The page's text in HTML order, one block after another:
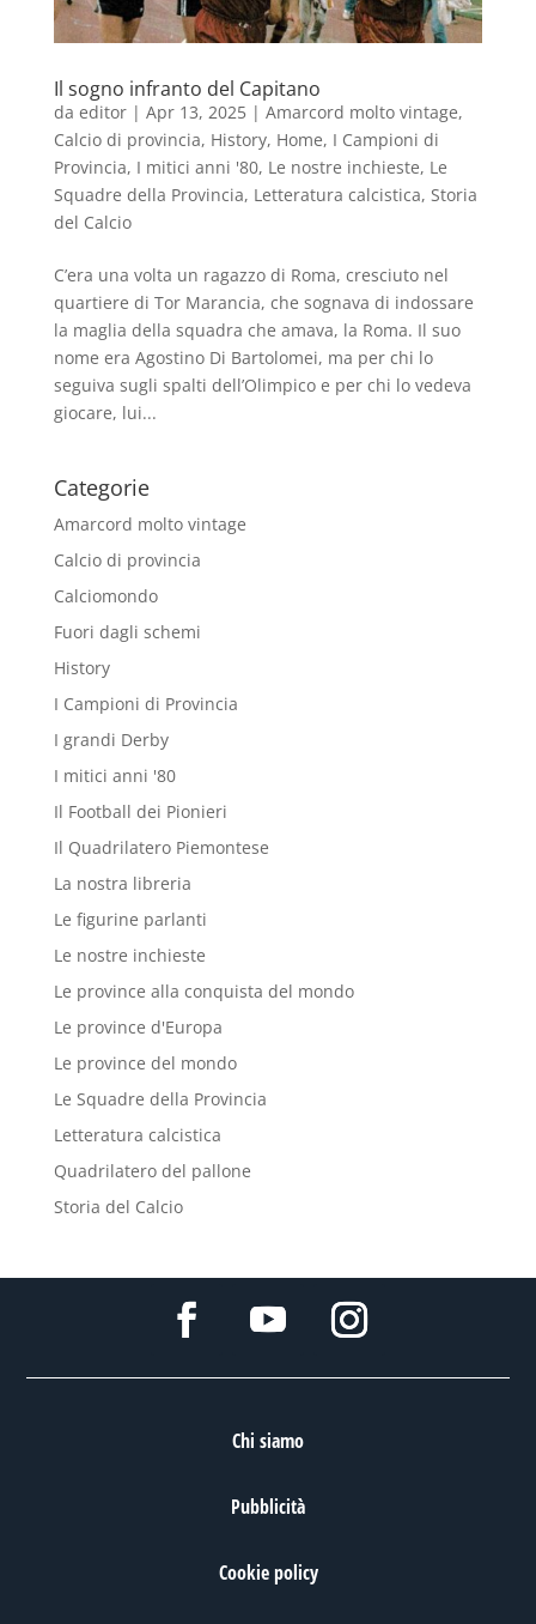
Il sogno infranto del Capitano
da editor| Apr 13, 2025| Amarcord molto vintage,
Calcio di provincia, History, Home, I Campioni di
Provincia, I mitici anni '80, Le nostre inchieste, Le
Squadre della Provincia, Letteratura calcistica, Storia
del Calcio
C’era una volta un ragazzo di Roma, cresciuto nel
quartiere di Tor Marancia, che sognava di indossare
la maglia della squadra che amava, la Roma. Il suo
nome era Agostino Di Bartolomei, ma per chi lo
seguiva sugli spalti dell’Olimpico e per chi lo vedeva
giocare, lui...
Categorie
Amarcord molto vintage
Calcio di provincia
Calciomondo
Fuori dagli schemi
History
I Campioni di Provincia
I grandi Derby
I mitici anni '80
Il Football dei Pionieri
Il Quadrilatero Piemontese
La nostra libreria
Le figurine parlanti
Le nostre inchieste
Le province alla conquista del mondo
Le province d'Europa
Le province del mondo
Le Squadre della Provincia
Letteratura calcistica
Quadrilatero del pallone
Storia del Calcio
Chi siamo
Pubblicità
Cookie policy